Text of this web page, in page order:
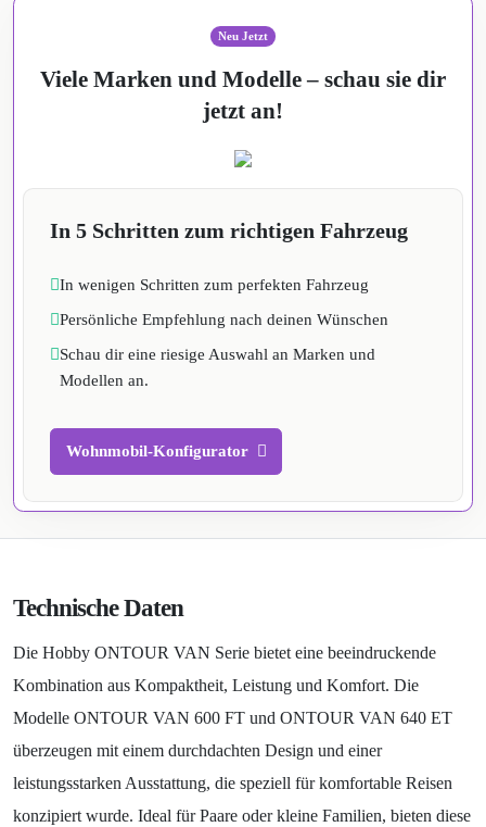
Neu Jetzt
Viele Marken und Modelle – schau sie dir
jetzt an!
In 5 Schritten zum richtigen Fahrzeug
In wenigen Schritten zum perfekten Fahrzeug
Persönliche Empfehlung nach deinen Wünschen
Schau dir eine riesige Auswahl an Marken und
Modellen an.
Wohnmobil-Konfigurator
Technische Daten
Die Hobby ONTOUR VAN Serie bietet eine beeindruckende
Kombination aus Kompaktheit, Leistung und Komfort. Die
Modelle ONTOUR VAN 600 FT und ONTOUR VAN 640 ET
überzeugen mit einem durchdachten Design und einer
leistungsstarken Ausstattung, die speziell für komfortable Reisen
konzipiert wurde. Ideal für Paare oder kleine Familien, bieten diese